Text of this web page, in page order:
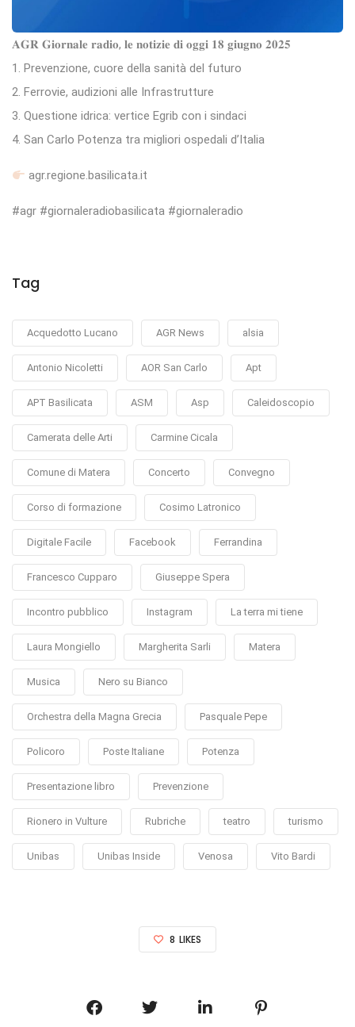
𝐀𝐆𝐑 𝐆𝐢𝐨𝐫𝐧𝐚𝐥𝐞 𝐫𝐚𝐝𝐢𝐨, 𝐥𝐞 𝐧𝐨𝐭𝐢𝐳𝐢𝐞 𝐝𝐢 𝐨𝐠𝐠𝐢 𝟏𝟖 𝐠𝐢𝐮𝐠𝐧𝐨 𝟐𝟎𝟐𝟓
1. Prevenzione, cuore della sanità del futuro
2. Ferrovie, audizioni alle Infrastrutture
3. Questione idrica: vertice Egrib con i sindaci
4. San Carlo Potenza tra migliori ospedali d’Italia
agr.regione.basilicata.it
#agr #giornaleradiobasilicata #giornaleradio
Tag
Acquedotto Lucano AGR News alsia
Antonio Nicoletti AOR San Carlo Apt
APT Basilicata ASM Asp Caleidoscopio
Camerata delle Arti Carmine Cicala
Comune di Matera Concerto Convegno
Corso di formazione Cosimo Latronico
Digitale Facile Facebook Ferrandina
Francesco Cupparo Giuseppe Spera
Incontro pubblico Instagram La terra mi tiene
Laura Mongiello Margherita Sarli Matera
Musica Nero su Bianco
Orchestra della Magna Grecia Pasquale Pepe
Policoro Poste Italiane Potenza
Presentazione libro Prevenzione
Rionero in Vulture Rubriche teatro turismo
Unibas Unibas Inside Venosa Vito Bardi
8 LIKES